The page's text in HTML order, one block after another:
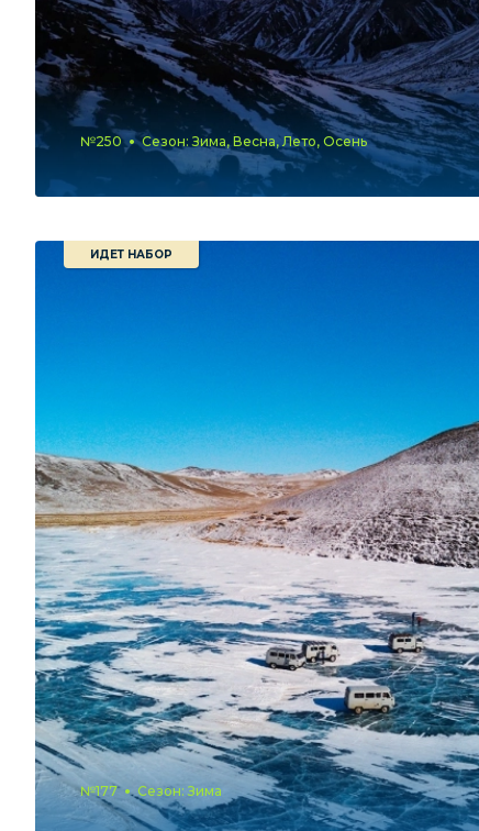
№250 Сезон: Зима, Весна, Лето, Осень
ИДЕТ НАБОР
№177 Сезон: Зима